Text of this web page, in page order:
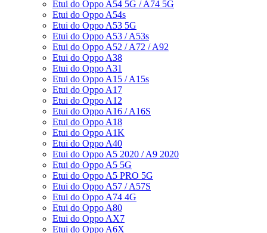
Etui do Oppo A54 5G / A74 5G
Etui do Oppo A54s
Etui do Oppo A53 5G
Etui do Oppo A53 / A53s
Etui do Oppo A52 / A72 / A92
Etui do Oppo A38
Etui do Oppo A31
Etui do Oppo A15 / A15s
Etui do Oppo A17
Etui do Oppo A12
Etui do Oppo A16 / A16S
Etui do Oppo A18
Etui do Oppo A1K
Etui do Oppo A40
Etui do Oppo A5 2020 / A9 2020
Etui do Oppo A5 5G
Etui do Oppo A5 PRO 5G
Etui do Oppo A57 / A57S
Etui do Oppo A74 4G
Etui do Oppo A80
Etui do Oppo AX7
Etui do Oppo A6X